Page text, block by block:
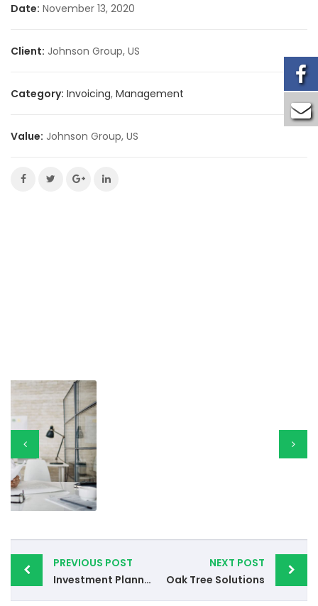
Date: November 13, 2020
Client: Johnson Group, US
Category: Invoicing, Management
Value: Johnson Group, US
Post
navigation
PREVIOUS POST
Investment Planning
NEXT POST
Oak Tree Solutions